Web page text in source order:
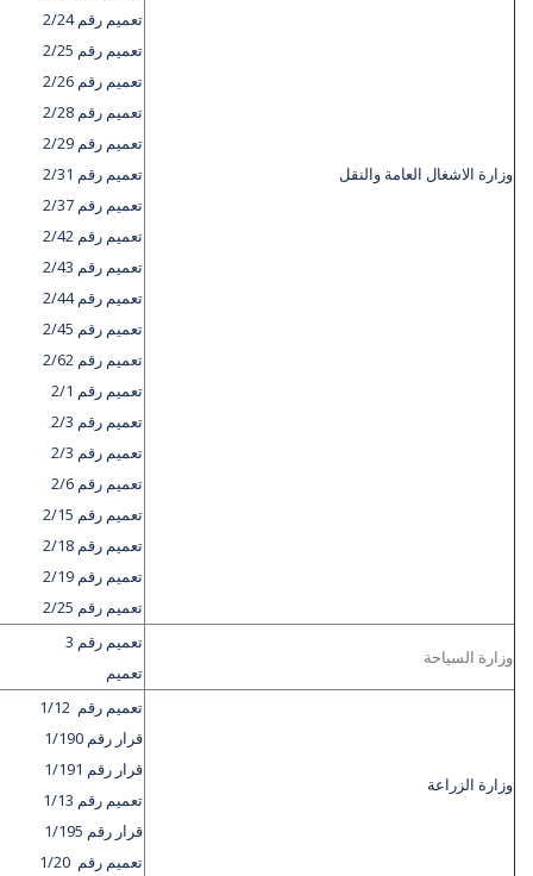
وزارة الاشغال العامة والنقل
تعميم رقم 2/24
تعميم رقم 2/25
تعميم رقم 2/26
تعميم رقم 2/28
تعميم رقم 2/29
تعميم رقم 2/31
تعميم رقم 2/37
تعميم رقم 2/42
تعميم رقم 2/43
تعميم رقم 2/44
تعميم رقم 2/45
تعميم رقم 2/62
تعميم رقم 2/1
تعميم رقم 2/3
تعميم رقم 2/3
تعميم رقم 2/6
تعميم رقم 2/15
تعميم رقم 2/18
تعميم رقم 2/19
تعميم رقم 2/25
وزارة السياحة
تعميم رقم 3
تعميم
وزارة الزراعة
تعميم رقم 1/12
قرار رقم 1/190
قرار رقم 1/191
تعميم رقم 1/13
قرار رقم 1/195
تعميم رقم 1/20